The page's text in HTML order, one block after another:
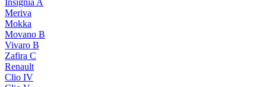
Insignia A
Meriva
Mokka
Movano B
Vivaro B
Zafira C
Renault
Clio IV